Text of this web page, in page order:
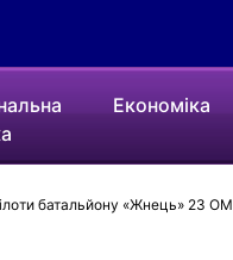
Економіка
батальйону «Жнець» 23